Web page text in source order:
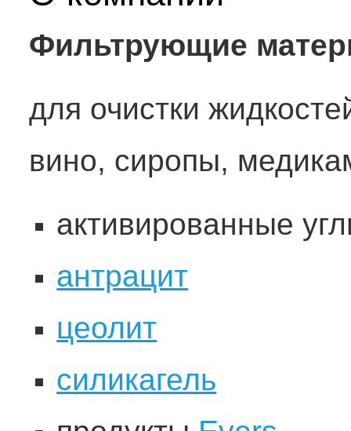
Фильтрующие
для очистки
вино, сиропы,
активированные
антрацит
цеолит
силикагель